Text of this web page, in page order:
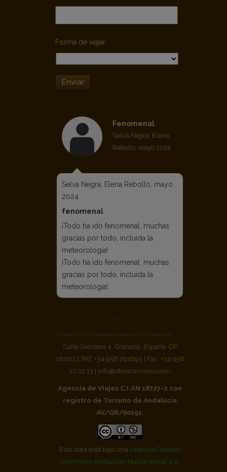
Forma de viajar
Enviar
Fenomenal
Selva Negra, Elena
Rebollo, mayo 2024
Selva Negra, Elena Rebollo, mayo
2024
fenomenal
¡Todo ha ido fenomenal, muchas
gracias por todo, incluida la
meteorología!
¡Todo ha ido fenomenal, muchas
gracias por todo, incluida la
meteorología!
Calle Sócrates 4, Granada, España. CP
18002 | Telf. +34 958 291893 | Fax. +34 958
27 22 13 | info@otroscaminos.com
Agencia de Viajes C.I.AN 18727-2 con
registro de Turismo de Andalucía
AV/GR/00191.
Esta obra está bajo una Licencia Creative
Commons Atribución-NoComercial 4.0